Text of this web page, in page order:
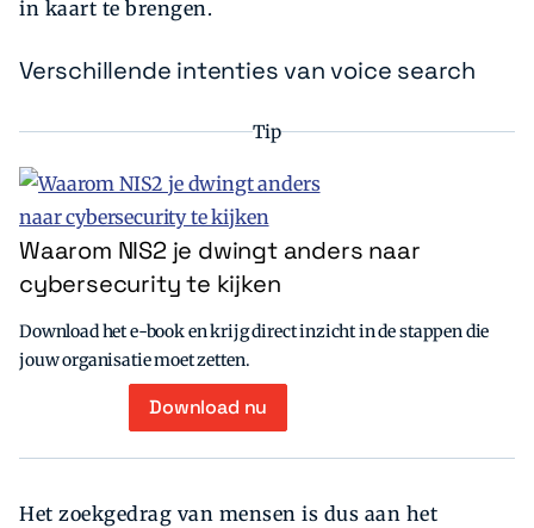
in kaart te brengen.
Verschillende intenties van voice search
Tip
Waarom NIS2 je dwingt anders naar
cybersecurity te kijken
Download het e-book en krijg direct inzicht in de stappen die
jouw organisatie moet zetten.
Download nu
Het zoekgedrag van mensen is dus aan het